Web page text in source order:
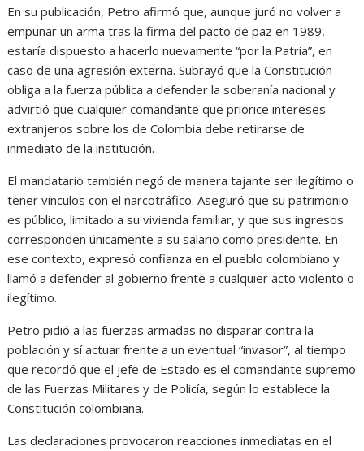
En su publicación, Petro afirmó que, aunque juró no volver a
empuñar un arma tras la firma del pacto de paz en 1989,
estaría dispuesto a hacerlo nuevamente “por la Patria”, en
caso de una agresión externa. Subrayó que la Constitución
obliga a la fuerza pública a defender la soberanía nacional y
advirtió que cualquier comandante que priorice intereses
extranjeros sobre los de Colombia debe retirarse de
inmediato de la institución.
El mandatario también negó de manera tajante ser ilegítimo o
tener vínculos con el narcotráfico. Aseguró que su patrimonio
es público, limitado a su vivienda familiar, y que sus ingresos
corresponden únicamente a su salario como presidente. En
ese contexto, expresó confianza en el pueblo colombiano y
llamó a defender al gobierno frente a cualquier acto violento o
ilegítimo.
Petro pidió a las fuerzas armadas no disparar contra la
población y sí actuar frente a un eventual “invasor”, al tiempo
que recordó que el jefe de Estado es el comandante supremo
de las Fuerzas Militares y de Policía, según lo establece la
Constitución colombiana.
Las declaraciones provocaron reacciones inmediatas en el